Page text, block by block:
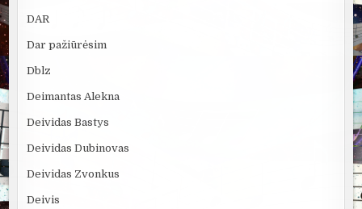
DAR
Dar pažiūrėsim
Dblz
Deimantas Alekna
Deividas Bastys
Deividas Dubinovas
Deividas Zvonkus
Deivis